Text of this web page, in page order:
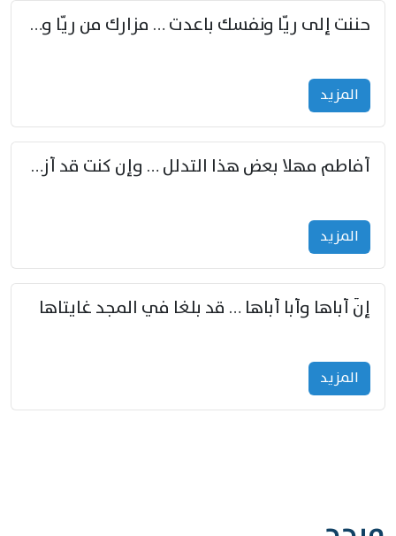
حننت إلى ريّا ونفسك باعدت … مزارك من ريّا وشعباكما معا
المزید
أفاطم مهلا بعض هذا التدلل … وإن كنت قد أزمعت صرمي فأجملي
المزید
إنّ أباها وأبا أباها … قد بلغا في المجد غايتاها
المزید